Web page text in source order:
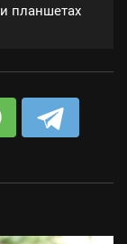
планшетах